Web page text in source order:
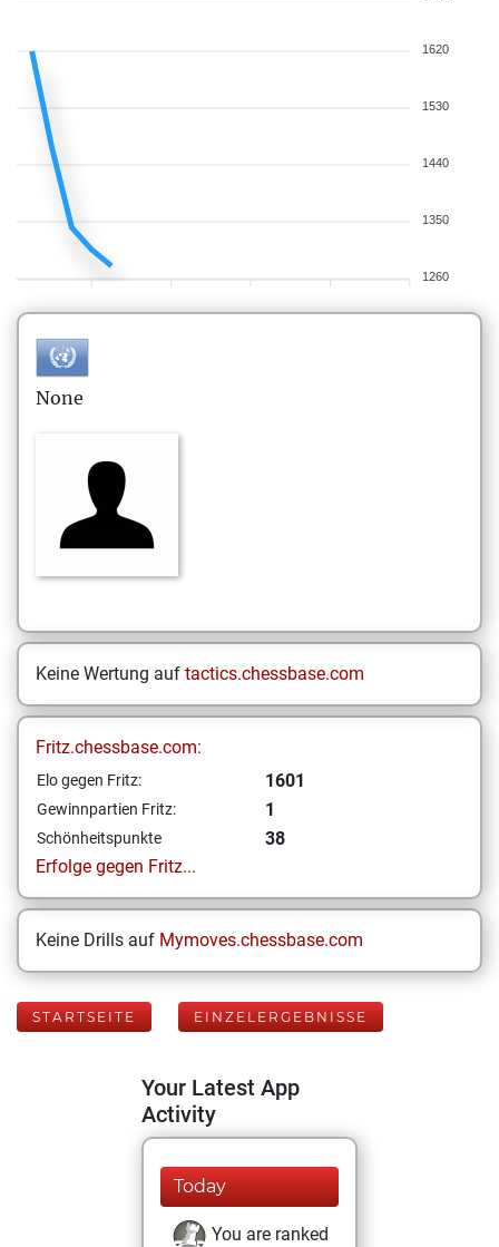
1620
1530
1440
1350
1260
None
Keine Wertung auf tactics.chessbase.com
Fritz.chessbase.com:
Elo gegen Fritz: 1601
Gewinnpartien Fritz: 1
Schönheitspunkte
38
Erfolge gegen Fritz...
Keine Drills auf Mymoves.chessbase.com
STARTSEITE EINZELERGEBNISSE
Your Latest App
Activity
Today
You are ranked